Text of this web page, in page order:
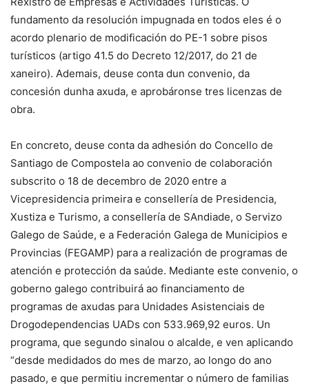
fundamento da resolución impugnada en todos eles é o
acordo plenario de modificación do PE-1 sobre pisos
turísticos (artigo 41.5 do Decreto 12/2017, do 21 de
xaneiro). Ademais, deuse conta dun convenio, da
concesión dunha axuda, e aprobáronse tres licenzas de
obra.
En concreto, deuse conta da adhesión do Concello de
Santiago de Compostela ao convenio de colaboración
subscrito o 18 de decembro de 2020 entre a
Vicepresidencia primeira e consellería de Presidencia,
Xustiza e Turismo, a consellería de SAndiade, o Servizo
Galego de Saúde, e a Federación Galega de Municipios e
Provincias (FEGAMP) para a realización de programas de
atención e protección da saúde. Mediante este convenio, o
goberno galego contribuirá ao financiamento de
programas de axudas para Unidades Asistenciais de
Drogodependencias UADs con 533.969,92 euros. Un
programa, que segundo sinalou o alcalde, e ven aplicando
“desde medidados do mes de marzo, ao longo do ano
pasado, e que permitiu incrementar o número de familias